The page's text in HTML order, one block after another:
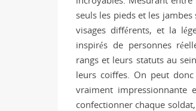
seuls les pieds et les jambes
visages différents, et la
inspirés de personnes
rangs et leurs statuts au
leurs coiffes. On peut
vraiment
confectionner chaque